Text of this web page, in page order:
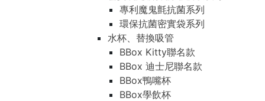
專利魔鬼氈抗菌系列
環保抗菌密實袋系列
水杯、替換吸管
BBox Kitty聯名款
BBox 迪士尼聯名款
BBox鴨嘴杯
BBox學飲杯